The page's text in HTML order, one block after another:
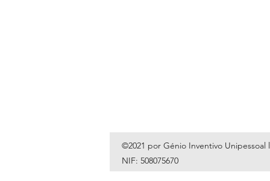
©2021 por Génio Inventivo Unipessoal
NIF: 508075670